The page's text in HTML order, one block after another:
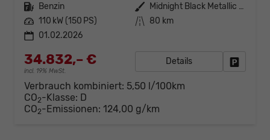
Kraftstoff Benzin Außenfarbe
Midnight Black Metallic (0E)
Leistung 110 kW (150 PS) Kilometerstand 80 km
01.02.2026
34.832,– €
incl. 19% MwSt.
Details
Verbrauch kombiniert: 5,50 l/100km
CO2-Klasse: D
CO2-Emissionen: 124,00 g/km